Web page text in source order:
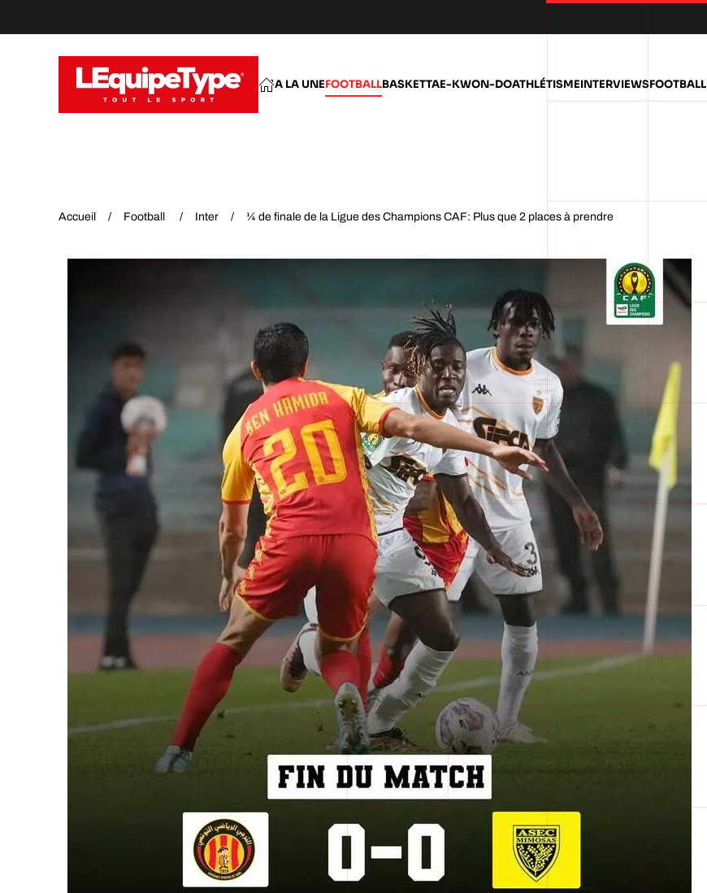
A LA UNEFOOTBALLBASKETTAE-KWON-DOATHLÉTISMEINTERVIEWSFOOTBALL
Accueil Football Inter ¼ de finale de la Ligue des Champions CAF: Plus que 2 places à prendre